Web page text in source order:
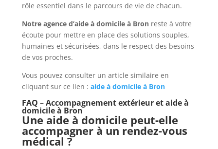
rôle essentiel dans le parcours de vie de chacun.
Notre agence d’aide à domicile à Bronreste à votre
écoute pour mettre en place des solutions souples,
humaines et sécurisées, dans le respect des besoins
de vos proches.
Vous pouvez consulter un article similaire en
cliquant sur ce lien : aide à domicile à Bron
FAQ – Accompagnement extérieur et aide à
domicile à Bron
Une aide à domicile peut-elle
accompagner à un rendez-vous
médical ?